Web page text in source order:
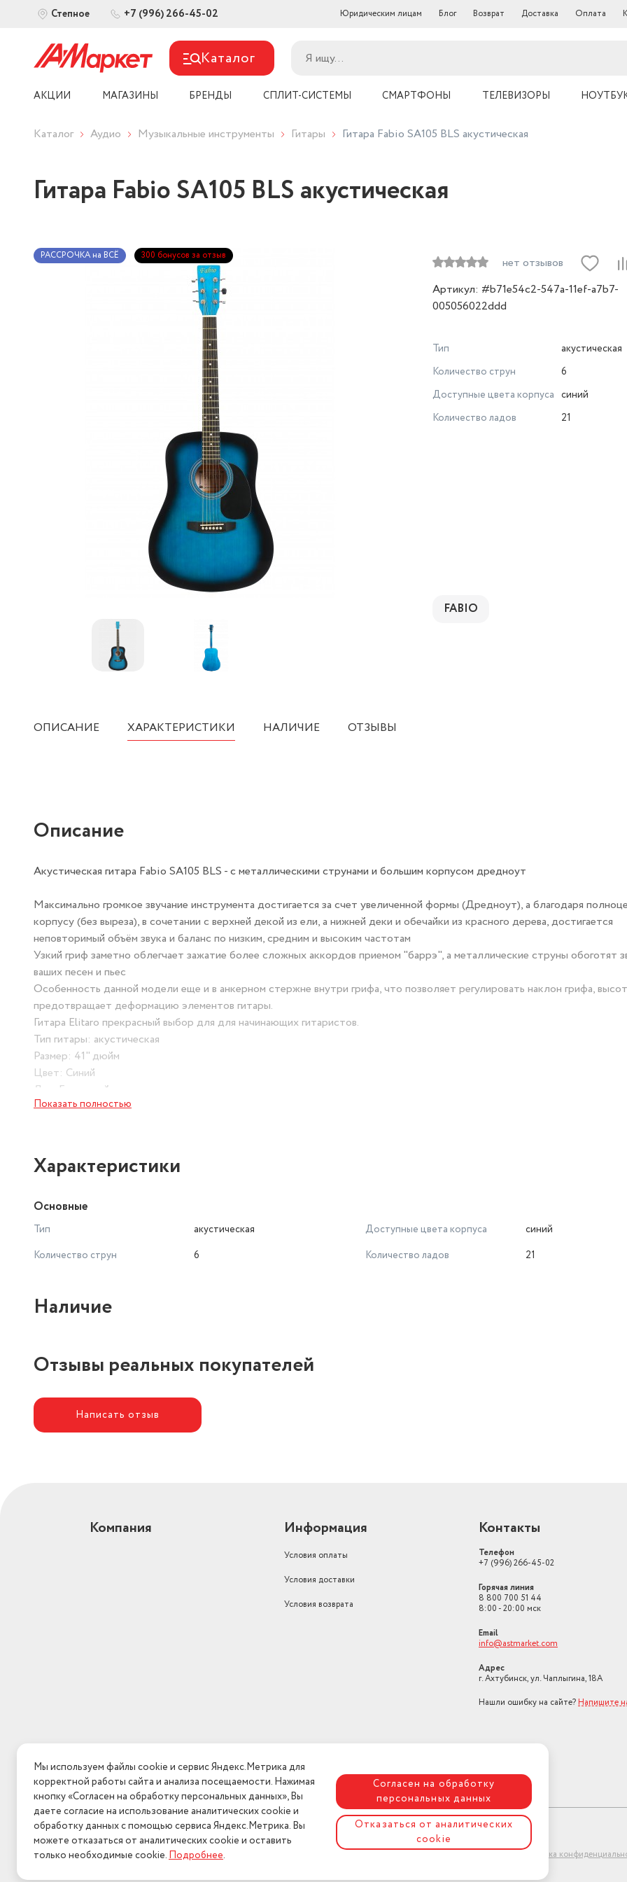
Степное +7 (996) 266-45-02 Юридическим лицам Блог Возврат Доставка Оплата
Каталог
АКЦИИ МАГАЗИНЫ БРЕНДЫ СПЛИТ-СИСТЕМЫ СМАРТФОНЫ ТЕЛЕВИЗОРЫ
Каталог Аудио Музыкальные инструменты Гитары Гитара Fabio SA105 BLS акустическая
Гитара Fabio SA105 BLS акустическая
РАССРОЧКА на ВСЁ 300 бонусов за отзыв
нет отзывов
Артикул: #b71e54c2-547a-11ef-a7b7-
005056022ddd
Тип
акустическая
Количество струн
6
Доступные цвета корпуса синий
Количество ладов
21
FABIO
ОПИСАНИЕ ХАРАКТЕРИСТИКИ НАЛИЧИЕ ОТЗЫВЫ
Описание
Акустическая гитара Fabio SA105 BLS - с металлическими струнами и большим корпусом дредноут
Максимально громкое звучание инструмента достигается за счет увеличенной формы (Дредноут), а благодаря
корпусу (без выреза), в сочетании с верхней декой из ели, а нижней деки и обечайки из красного дерева, достигается
неповторимый объём звука и баланс по низким, средним и высоким частотам
Узкий гриф заметно облегчает зажатие более сложных аккордов приемом "баррэ", а металлические струны обоготят
ваших песен и пьес
Особенность данной модели еще и в анкерном стержне внутри грифа, что позволяет регулировать наклон грифа,
предотвращает деформацию элементов гитары.
Гитара Elitaro прекрасный выбор для для начинающих гитаристов.
Тип гитары: акустическая
Размер: 41" дюйм
Цвет: Синий
Лак: Глянцевый
Количество струн: 6
Катавей (вырез): есть
Верхняя дека: ель
Гриф (материал): нато
Накладка грифа: палисандр
Показать полностью
Характеристики
Основные
Тип
акустическая
Количество струн
6
Доступные цвета корпуса
синий
Количество ладов
21
Наличие
Отзывы реальных покупателей
Написать отзыв
Компания Информация
Условия оплаты
Условия доставки
Условия возврата
Контакты
Телефон
+7 (996) 266-45-02
Горячая линия
8 800 700 51 44
8:00 - 20:00 мск
Email
info@astmarket.com
Адрес
г. Ахтубинск, ул. Чаплыгина, 18А
Нашли ошибку на сайте? Напишите
Политика
Мы используем файлы cookie и сервис Яндекс.Метрика для
корректной работы сайта и анализа посещаемости. Нажимая
кнопку «Согласен на обработку персональных данных», Вы
даете согласие на использование аналитических cookie и
обработку данных с помощью сервиса Яндекс.Метрика. Вы
можете отказаться от аналитических cookie и оставить
только необходимые cookie.Подробнее.
Согласен на обработку
персональных данных
Отказаться от аналитических
cookie